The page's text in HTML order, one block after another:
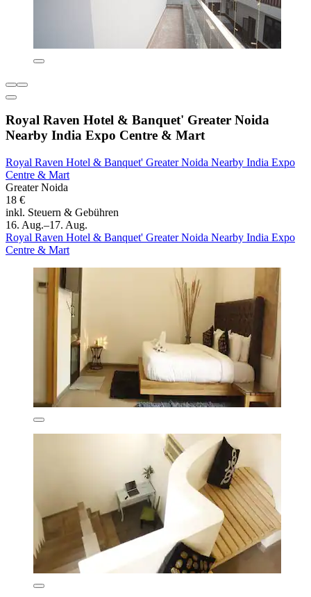
Royal Raven Hotel & Banquet' Greater Noida
Nearby India Expo Centre & Mart
Royal Raven Hotel & Banquet' Greater Noida Nearby India Expo
Centre & Mart
Greater Noida
18 €
inkl. Steuern & Gebühren
16. Aug.–17. Aug.
Royal Raven Hotel & Banquet' Greater Noida Nearby India Expo
Centre & Mart